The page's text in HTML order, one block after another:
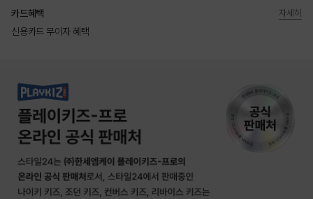
카드혜택
신용카드 무이자 혜택
자세히